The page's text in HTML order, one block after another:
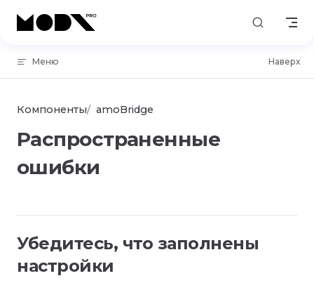
Skip to content
Меню Наверх
Компоненты amoBridge
Распространенные
ошибки
Убедитесь, что заполнены
настройки